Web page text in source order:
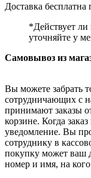
Доставка бесплатна
*Действует ли
уточняйте у
Самовывоз из
Вы можете забрать
сотрудничающих с
принимают заказы
корзине. Когда
уведомление. Вы
сотруднику в
покупку может ваш
номер и имя, на